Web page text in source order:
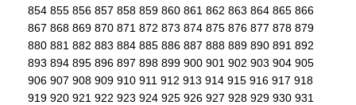
854 855 856 857 858 859 860 861 862 863 864 865 866
867 868 869 870 871 872 873 874 875 876 877 878 879
880 881 882 883 884 885 886 887 888 889 890 891 892
893 894 895 896 897 898 899 900 901 902 903 904 905
906 907 908 909 910 911 912 913 914 915 916 917 918
919 920 921 922 923 924 925 926 927 928 929 930 931